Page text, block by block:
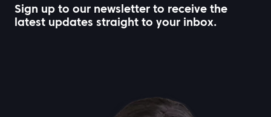
Sign up to our newsletter to receive the
latest updates straight to your inbox.